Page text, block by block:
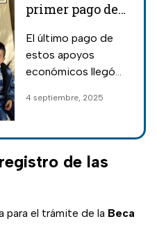
primer pago de
Cetina y Benito
Juárez para el
2025-2026
El último pago de
estos apoyos
económicos llegó
2025 con el fin del
pasado; pago de las
becas seguirá
siendo bimestral.
4 septiembre, 2025
de las
para el trámite de la Beca